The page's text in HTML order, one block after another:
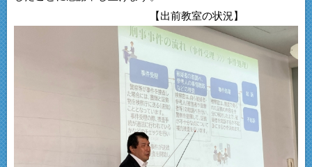
【出前教室の状況】